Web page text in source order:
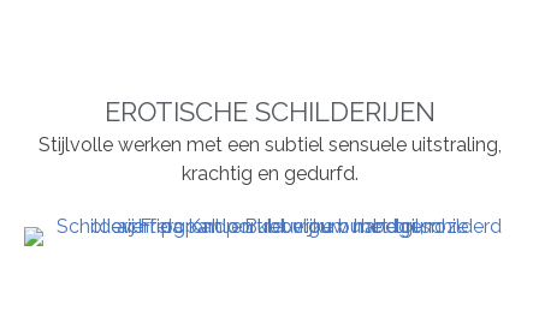
EROTISCHE SCHILDERIJEN
Stijlvolle werken met een subtiel sensuele uitstraling,
krachtig en gedurfd.